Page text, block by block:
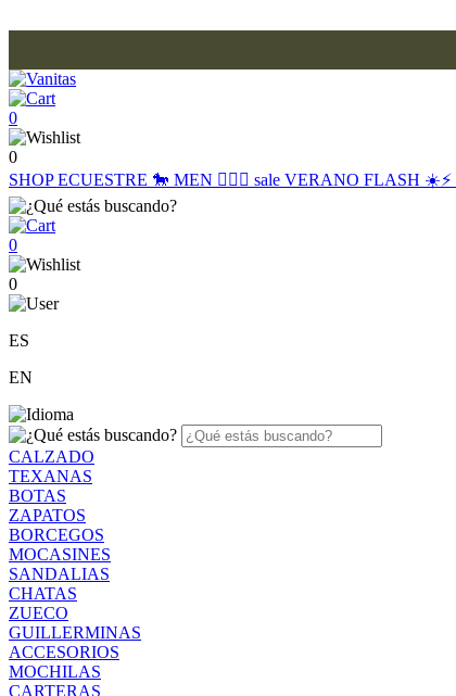
0
0
SHOPECUESTRE 🐎 MEN 🙋🏽‍♂️ sale VERANO FLASH ☀️⚡️
0
0
ES
EN
CALZADO
TEXANAS
BOTAS
ZAPATOS
BORCEGOS
MOCASINES
SANDALIAS
CHATAS
ZUECO
GUILLERMINAS
ACCESORIOS
MOCHILAS
CARTERAS